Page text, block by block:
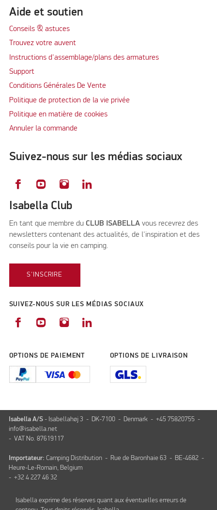
Aide et soutien
Conseils & astuces
Trouvez votre auvent
Instructions d'assemblage/plans des armatures
Support
Conditions Générales De Vente
Politique de protection de la vie privée
Politique en matière de cookies
Annuler la commande
Suivez-nous sur les médias sociaux
Isabella Club
En tant que membre du CLUB ISABELLA vous recevrez des
newsletters contenant des actualités, de l'inspiration et des
conseils pour la vie en camping.
S'INSCRIRE
SUIVEZ-NOUS SUR LES MÉDIAS SOCIAUX
OPTIONS DE PAIEMENT OPTIONS DE LIVRAISON
Isabella A/S - Isabellahøj 3 - DK-7100 - Denmark - +45 75820755 -
info@isabella.net
- VAT No. 87619117
Importateur: Camping Distribution - Rue de Baronhaie 63 - BE-4682 -
Heure-Le-Romain, Belgium
- +32 4 227 46 32
Isabella exprime des réserves quant aux éventuelles erreurs de